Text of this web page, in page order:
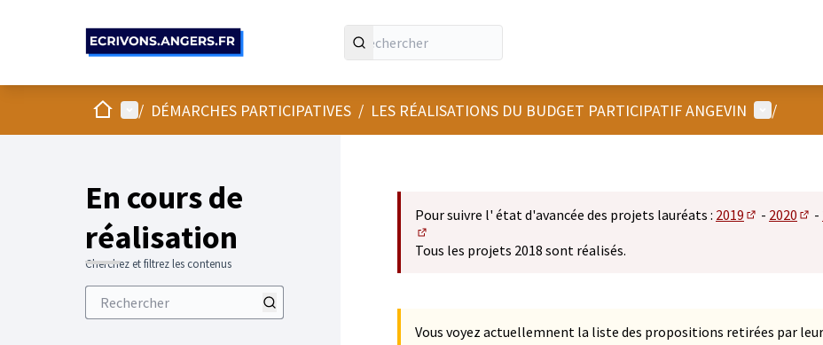
AccueilMenu principal
/ DÉMARCHES PARTICIPATIVES / LES RÉALISATIONS DU BUDGET PARTICIPATIF ANGEVIN Menu
/
En cours de
réalisation
Cherchez et filtrez les contenus
Pour suivre l' état d'avancée des projets lauréats : 2019 - 2020 -
(S'ouvre dans un nouvel onglet)
Tous les projets 2018 sont réalisés.
Vous voyez actuellemnent la liste des propositions retirées par